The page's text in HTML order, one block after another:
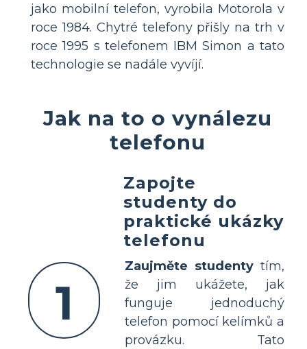
jako mobilní telefon, vyrobila Motorola v
roce 1984. Chytré telefony přišly na trh v
roce 1995 s telefonem IBM Simon a tato
technologie se nadále vyvíjí.
Jak na to o vynálezu
telefonu
1
Zapojte
studenty do
praktické ukázky
telefonu
Zaujměte studenty tím,
že jim ukážete, jak
funguje jednoduchý
telefon pomocí kelímků a
provázku. Tato